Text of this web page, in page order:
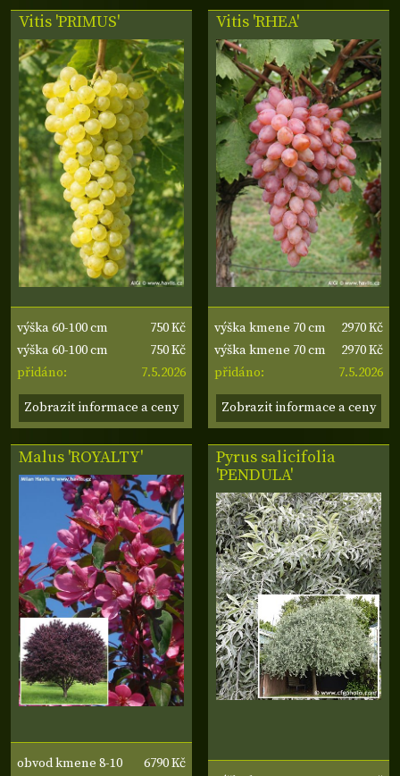
Vitis 'PRIMUS'
výška 60-100 cm
750 Kč
výška 60-100 cm
750 Kč
přidáno:
7.5.2026
Zobrazit informace a ceny
Vitis 'RHEA'
výška kmene 70 cm
2970 Kč
výška kmene 70 cm
2970 Kč
přidáno:
7.5.2026
Zobrazit informace a ceny
Malus 'ROYALTY'
obvod kmene 8-10 6790 Kč
Pyrus salicifolia
'PENDULA'